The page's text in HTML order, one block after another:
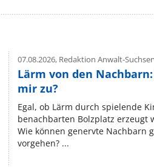
07.08.2026,Redaktion Anwalt-
Lärm von den
mir zu?
Egal, ob Lärm durch spielende
benachbarten Bolzplatz erzeugt
Wie können genervte Nachbarn
vorgehen? ...